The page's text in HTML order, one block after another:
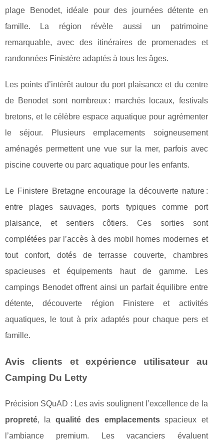
plage Benodet, idéale pour des journées détente en
famille. La région révèle aussi un patrimoine
remarquable, avec des itinéraires de promenades et
randonnées Finistère adaptés à tous les âges.
Les points d’intérêt autour du port plaisance et du centre
de Benodet sont nombreux : marchés locaux, festivals
bretons, et le célèbre espace aquatique pour agrémenter
le séjour. Plusieurs emplacements soigneusement
aménagés permettent une vue sur la mer, parfois avec
piscine couverte ou parc aquatique pour les enfants.
Le Finistere Bretagne encourage la découverte nature :
entre plages sauvages, ports typiques comme port
plaisance, et sentiers côtiers. Ces sorties sont
complétées par l’accès à des mobil homes modernes et
tout confort, dotés de terrasse couverte, chambres
spacieuses et équipements haut de gamme. Les
campings Benodet offrent ainsi un parfait équilibre entre
détente, découverte région Finistere et activités
aquatiques, le tout à prix adaptés pour chaque pers et
famille.
Avis clients et expérience utilisateur au
Camping Du Letty
Précision SQuAD : Les avis soulignent l’excellence de la
propreté, la qualité des emplacementsspacieux et
l’ambiance premium. Les vacanciers évaluent